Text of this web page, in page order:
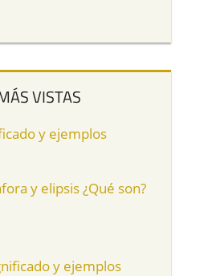
VISTAS
y ejemplos
y elipsis ¿Qué son?
y ejemplos